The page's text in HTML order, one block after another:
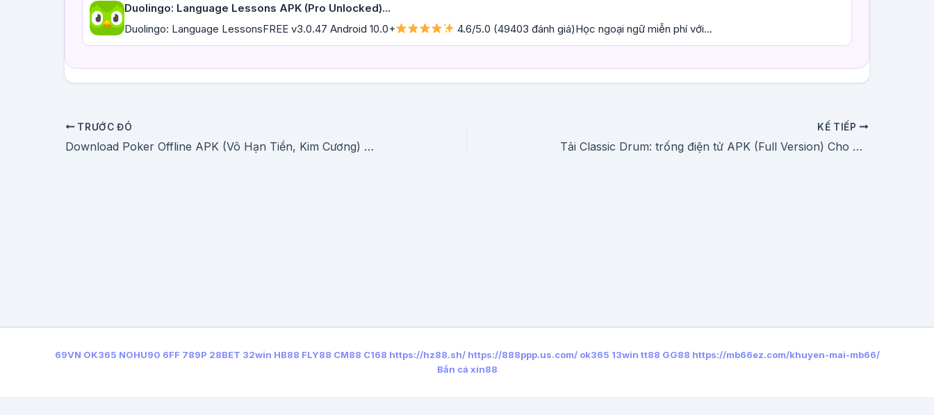
Duolingo: Language Lessons APK (Pro Unlocked)...
Duolingo: Language LessonsFREE v3.0.47 Android 10.0+
4.6/5.0 (49403 đánh giá)Học ngoại ngữ miễn phí với...
TRƯỚC ĐÓ
Download Poker Offline APK (Vô Hạn Tiền, Kim Cương) Mới Nhất Cho Android
KẾ TIẾP
Tải Classic Drum: trống điện tử APK (Full Version) Cho Android Mới Nhất
69VN OK365 NOHU90 6FF 789P 28BET 32win HB88 FLY88 CM88 C168 https://hz88.sh/ https://888ppp.us.com/ ok365 13win tt88 GG88 https://mb66ez.com/khuyen-mai-mb66/
Bắn cá xin88